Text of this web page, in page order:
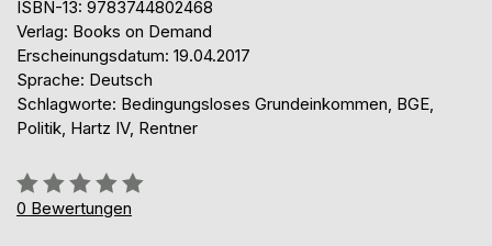
ISBN-13: 9783744802468
Verlag: Books on Demand
Erscheinungsdatum: 19.04.2017
Sprache: Deutsch
Schlagworte: Bedingungsloses Grundeinkommen, BGE,
Politik, Hartz IV, Rentner
Bewertung::
0%
0 Bewertungen